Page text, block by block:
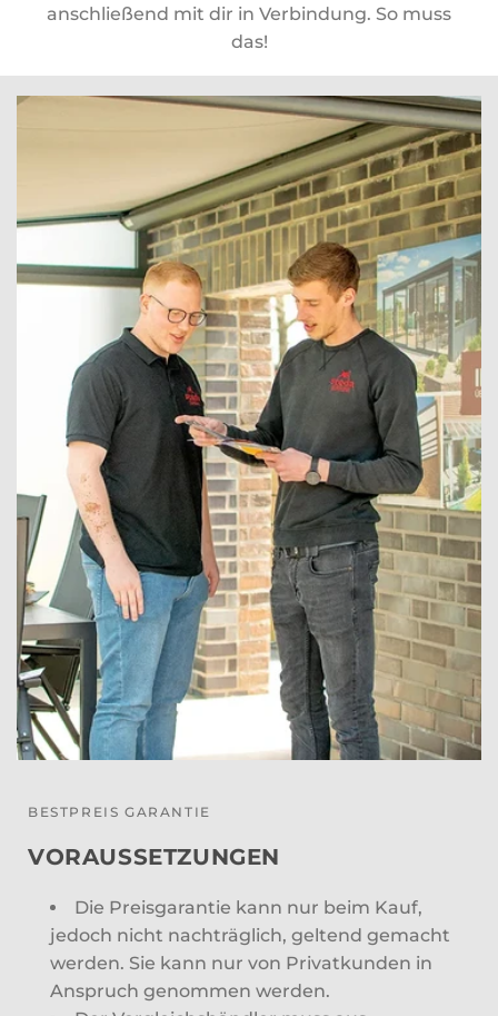
anschließend mit dir in Verbindung. So muss
das!
BESTPREIS GARANTIE
VORAUSSETZUNGEN
Die Preisgarantie kann nur beim Kauf,
jedoch nicht nachträglich, geltend gemacht
werden. Sie kann nur von Privatkunden in
Anspruch genommen werden.